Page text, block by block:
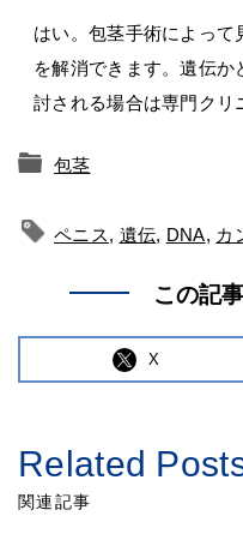
はい。包茎手術によって
を解消できます。遺伝
討される場合は専門クリ
包茎
ペニス, 遺伝, DNA, カ
この記
X
Related
関連記事